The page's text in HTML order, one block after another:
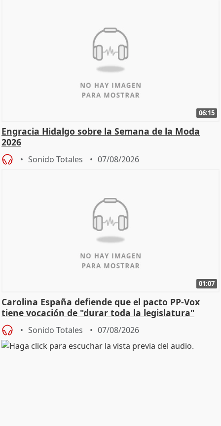
06:15
Engracia Hidalgo sobre la Semana de la Moda
2026
Sonido Totales 07/08/2026
01:07
Carolina España defiende que el pacto PP-Vox
tiene vocación de "durar toda la legislatura"
Sonido Totales 07/08/2026